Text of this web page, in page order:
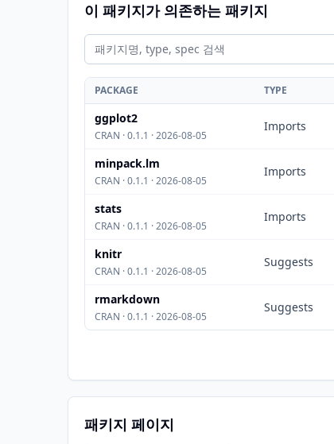
이 패키지가 의존하는 패키지
PACKAGE TYPE
ggplot2
CRAN · 0.1.1 · 2026-08-05
Imports
minpack.lm
CRAN · 0.1.1 · 2026-08-05
Imports
stats
CRAN · 0.1.1 · 2026-08-05
Imports
knitr
CRAN · 0.1.1 · 2026-08-05
Suggests
rmarkdown
CRAN · 0.1.1 · 2026-08-05
Suggests
패키지 페이지